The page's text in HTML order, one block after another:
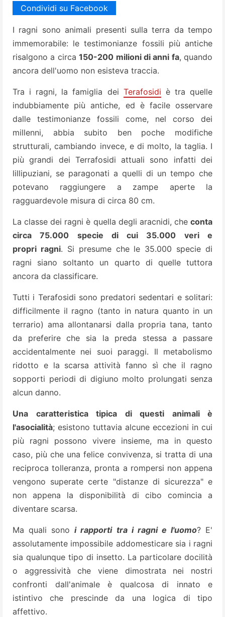
Condividi su Facebook
I ragni sono animali presenti sulla terra da tempo
immemorabile: le testimonianze fossili più antiche
risalgono a circa150-200 milioni di anni fa, quando
ancora dell'uomo non esisteva traccia.
Tra i ragni, la famiglia dei Terafosidi è tra quelle
indubbiamente più antiche, ed è facile osservare
dalle testimonianze fossili come, nel corso dei
millenni, abbia subito ben poche modifiche
strutturali, cambiando invece, e di molto, la taglia. I
più grandi dei Terrafosidi attuali sono infatti dei
lillipuziani, se paragonati a quelli di un tempo che
potevano raggiungere a zampe aperte la
ragguardevole misura di circa 80 cm.
La classe dei ragni è quella degli aracnidi, che conta
circa 75.000 specie di cui 35.000 veri e
propri ragni. Si presume che le 35.000 specie di
ragni siano soltanto un quarto di quelle tuttora
ancora da classificare.
Tutti i Terafosidi sono predatori sedentari e solitari:
difficilmente il ragno (tanto in natura quanto in un
terrario) ama allontanarsi dalla propria tana, tanto
da preferire che sia la preda stessa a passare
accidentalmente nei suoi paraggi. Il metabolismo
ridotto e la scarsa attività fanno sì che il ragno
sopporti periodi di digiuno molto prolungati senza
alcun danno.
Una caratteristica tipica di questi animali è
l'asocialità; esistono tuttavia alcune eccezioni in cui
più ragni possono vivere insieme, ma in questo
caso, più che una felice convivenza, si tratta di una
reciproca tolleranza, pronta a rompersi non appena
vengono superate certe "distanze di sicurezza" e
non appena la disponibilità di cibo comincia a
diventare scarsa.
Ma quali sonoi rapporti tra i ragni e l'uomo? E'
assolutamente impossibile addomesticare sia i ragni
sia qualunque tipo di insetto. La particolare docilità
o aggressività che viene dimostrata nei nostri
confronti dall'animale è qualcosa di innato e
istintivo che prescinde da una logica di tipo
affettivo.